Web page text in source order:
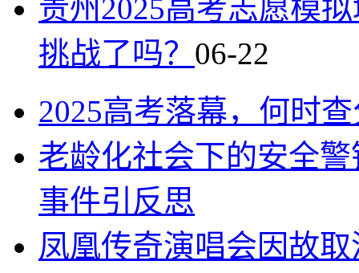
贵州2025高考志愿模
挑战了吗？ 06-22
2025高考落幕，何时
老龄化社会下的安全
事件引反思
凤凰传奇演唱会因故